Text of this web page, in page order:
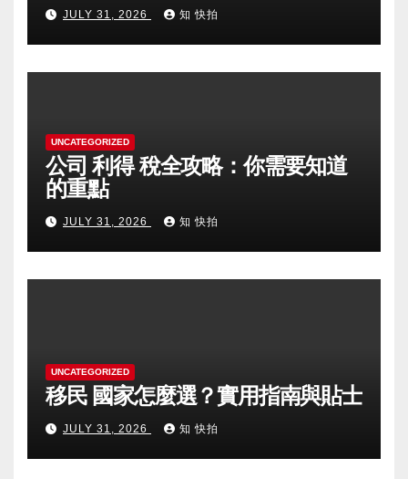
JULY 31, 2026 知 快拍
UNCATEGORIZED
公司 利得 稅全攻略：你需要知道
的重點
JULY 31, 2026 知 快拍
UNCATEGORIZED
移民 國家怎麼選？實用指南與貼士
JULY 31, 2026 知 快拍